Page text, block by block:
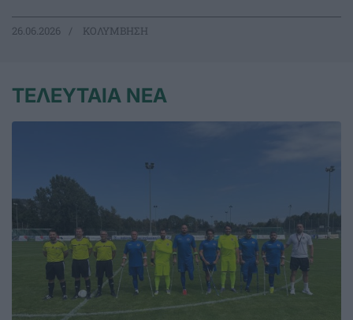
26.06.2026 ΚΟΛΥΜΒΗΣΗ
ΤΕΛΕΥΤΑΙΑ ΝΕΑ